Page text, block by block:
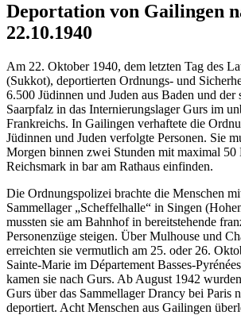
Deportation von Gailingen
22.10.1940
Am 22. Oktober 1940, dem letzten Tag des
(Sukkot), deportierten Ordnungs- und
6.500 Jüdinnen und Juden aus Baden und der
Saarpfalz in das Internierungslager Gurs im
Frankreichs. In Gailingen verhaftete die
Jüdinnen und Juden verfolgte Personen. Sie
Morgen binnen zwei Stunden mit maximal
Reichsmark in bar am Rathaus einfinden.
Die Ordnungspolizei brachte die Menschen
Sammellager „Scheffelhalle“ in Singen
mussten sie am Bahnhof in bereitstehende
Personenzüge steigen. Über Mulhouse und
erreichten sie vermutlich am 25. oder 26.
Sainte-Marie im Département Basses-
kamen sie nach Gurs. Ab August 1942
Gurs über das Sammellager Drancy bei Paris
deportiert. Acht Menschen aus Gailingen